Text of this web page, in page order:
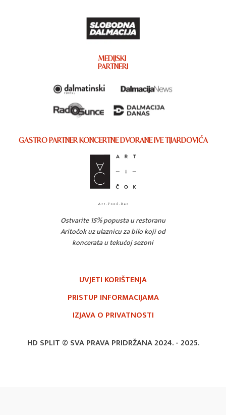
MEDIJSKI
PARTNERI
GASTRO PARTNER KONCERTNE DVORANE IVE TIJARDOVIĆA
Ostvarite 15% popusta u restoranu
Aritočok uz ulaznicu za bilo koji od
koncerata u tekućoj sezoni
HD SPLIT © SVA PRAVA PRIDRŽANA 2024. -2025.
UVJETI KORIŠTENJA
PRISTUP INFORMACIJAMA
IZJAVA O PRIVATNOSTI